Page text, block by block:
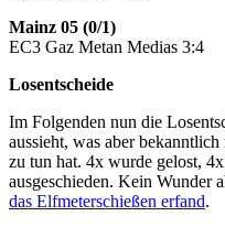
Mainz 05 (0/1)
EC3 Gaz Metan Medias 3:4
Losentscheide
Im Folgenden nun die
aussieht, was aber
zu tun hat. 4x wurde gelost,
ausgeschieden. Kein Wunder
das Elfmeterschießen erfand.